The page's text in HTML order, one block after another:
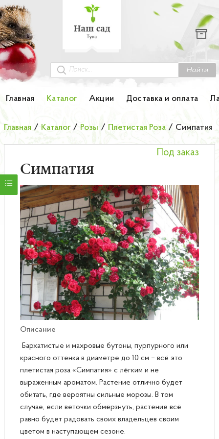
Найти
Главная Каталог Акции Доставка и оплата
Каталог
Гортензии
Грунты
Лук-севок
Малина
Мини-деревья
НОВИНКА Английские и Японские розы
Саженцы плодовые
Сирень
Главная / Каталог / Розы / Плетистая Роза / Симпатия
Симпатия
Под заказ
Описание
Бархатистые и махровые бутоны, пурпурного или
красного оттенка в диаметре до 10 см – всё это
плетистая роза «Симпатия» с лёгким и не
выраженным ароматом. Растение отлично будет
обитать, где вероятны сильные морозы. В том
случае, если веточки обмёрзнуть, растение всё
равно будет радовать своих владельцев своим
цветом в наступающем сезоне.